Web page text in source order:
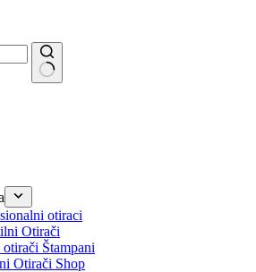
otiraci
Otirači
Štampani
Otirači Shop